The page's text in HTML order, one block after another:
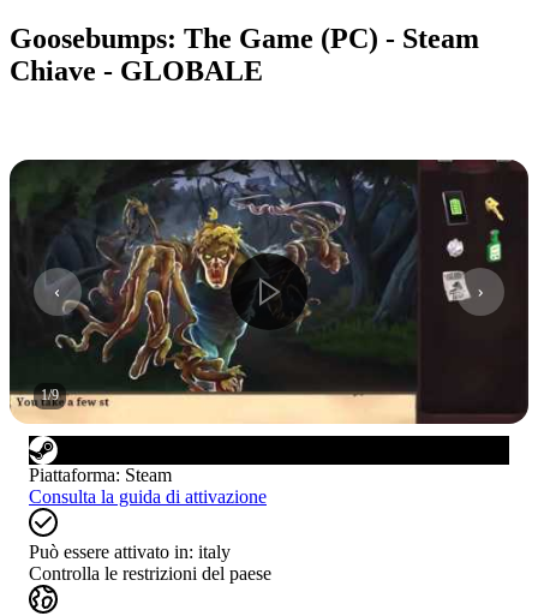
Goosebumps: The Game (PC) - Steam
Chiave - GLOBALE
1/9
Piattaforma: Steam
Consulta la guida di attivazione
Può essere attivato in: italy
Controlla le restrizioni del paese